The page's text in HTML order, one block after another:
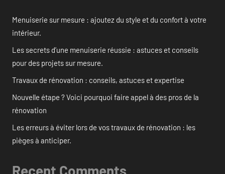
Menuiserie sur mesure : ajoutez du style et du confort à votre
intérieur.
Les secrets d’une menuiserie réussie : astuces et conseils
pour des projets sur mesure.
Travaux de rénovation : conseils, astuces et expertise
Nouvelle étape ? Voici pourquoi faire appel à des pros de la
rénovation
Les erreurs à éviter lors de vos travaux de rénovation : les
pièges à anticiper.